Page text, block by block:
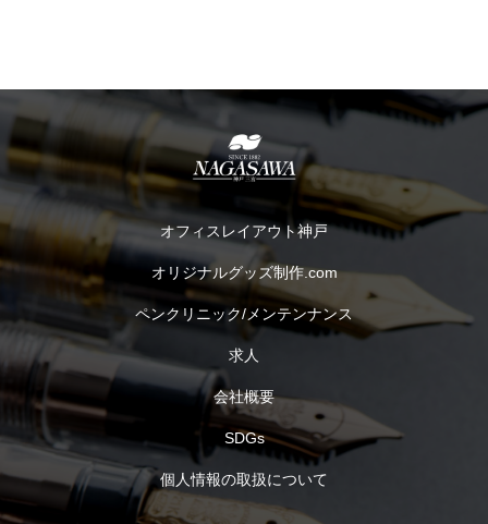
オフィスレイアウト神戸
オリジナルグッズ制作.com
ペンクリニック/メンテンナンス
求人
会社概要
SDGs
個人情報の取扱について